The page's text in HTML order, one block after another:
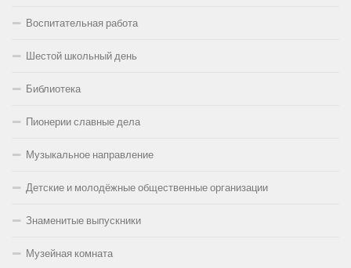
Воспитательная работа
Шестой школьный день
Библиотека
Пионерии славные дела
Музыкальное направление
Детские и молодёжные общественные организации
Знаменитые выпускники
Музейная комната